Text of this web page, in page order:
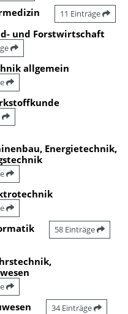
11 Einträge
und Forstwirtschaft
allgemein
Energietechnik,
58 Einträge
34 Einträge